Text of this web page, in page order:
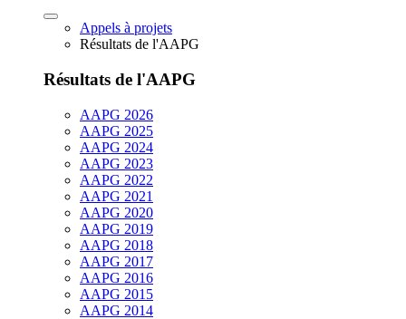
Appels à projets
Résultats de l'AAPG
Résultats de l'AAPG
AAPG 2026
AAPG 2025
AAPG 2024
AAPG 2023
AAPG 2022
AAPG 2021
AAPG 2020
AAPG 2019
AAPG 2018
AAPG 2017
AAPG 2016
AAPG 2015
AAPG 2014